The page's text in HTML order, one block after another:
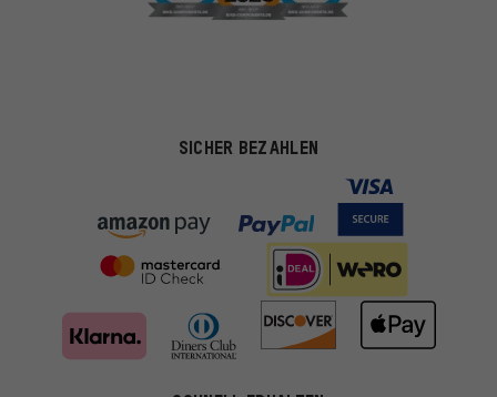
SICHER BEZAHLEN